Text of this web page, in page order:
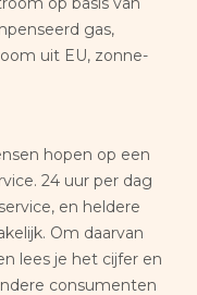
gas,
uit EU, zonne-
hopen op een
24 uur per dag
en heldere
Om daarvan
lees je het cijfer en
consumenten